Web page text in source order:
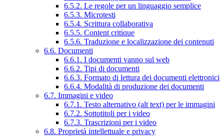
6.5.2. Le regole per un linguaggio semplice
6.5.3. Microtesti
6.5.4. Scrittura collaborativa
6.5.5. Content critique
6.5.6. Traduzione e localizzazione dei contenuti
6.6. Documenti
6.6.1. I documenti vanno sul web
6.6.2. Tipi di documenti
6.6.3. Formato di lettura dei documenti elettronici
6.6.4. Modalità di produzione dei documenti
6.7. Immagini e video
6.7.1. Testo alternativo (alt text) per le immagini
6.7.2. Sottotitoli per i video
6.7.3. Trascrizioni per i video
6.8. Proprietà intellettuale e privacy